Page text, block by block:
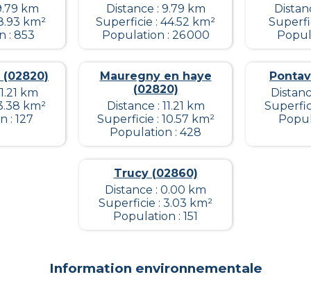
km
km²
: 853
Distance : 9.79 km
Superficie : 44.52 km²
Population : 26 000
km
km²
: 127
Mauregny en haye
(02820)
Distance : 11.21 km
Superficie : 10.57 km²
Population : 428
Trucy (02860)
Distance : 0.00 km
Superficie : 3.03 km²
Population : 151
Information environnementale